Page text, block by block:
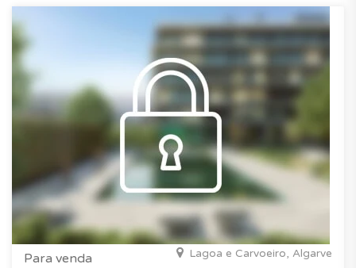
Para venda Lagoa e Carvoeiro, Algarve